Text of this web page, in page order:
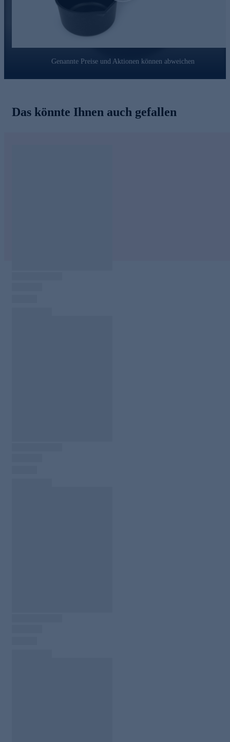
Genannte Preise und Aktionen können abweichen
Das könnte Ihnen auch gefallen